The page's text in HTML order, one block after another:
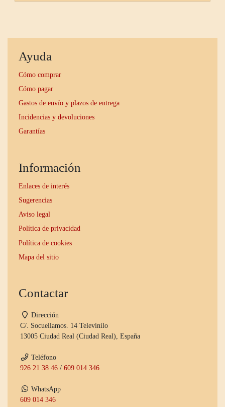
Ayuda
Cómo comprar
Cómo pagar
Gastos de envío y plazos de entrega
Incidencias y devoluciones
Garantías
Información
Enlaces de interés
Sugerencias
Aviso legal
Política de privacidad
Política de cookies
Mapa del sitio
Contactar
Dirección
C/. Socuellamos. 14 Televinilo
13005 Ciudad Real (Ciudad Real), España
Teléfono
926 21 38 46 /609 014 346
WhatsApp
609 014 346